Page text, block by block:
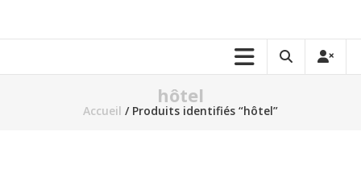
hôtel
Accueil / Produits identifiés “hôtel”